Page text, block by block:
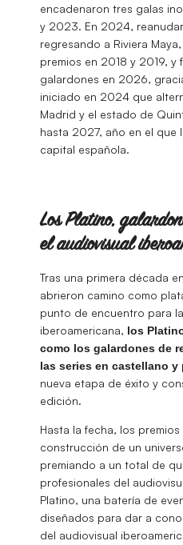
encadenaron tres galas
y 2023. En 2024,
regresando a Riviera
premios en 2018 y 2019, y
galardones en 2026,
iniciado en 2024 que
Madrid y el estado de
hasta 2027, año en el que
capital española.
Los Platino,
el audiovisual
Tras una primera década
abrieron camino como
punto de encuentro para
iberoamericana, los
como los galardones de
las series en castellano y
nueva etapa de éxito y
edición.
Hasta la fecha, los
construcción de un
premiando a un total de
profesionales del
Platino, una batería de
diseñados para dar a
del audiovisual